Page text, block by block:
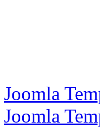
Joomla
Joomla